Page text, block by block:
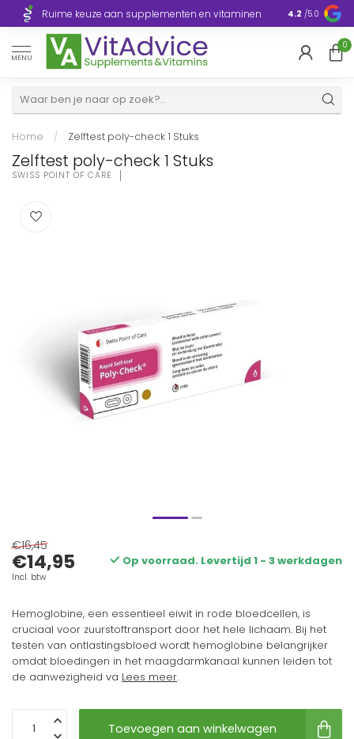
Ruime keuze aan supplementen en vitaminen Europa
4.2 /5.0
MENU
0
Home / Zelftest poly-check 1 Stuks
Zelftest poly-check 1 Stuks
SWISS POINT OF CARE
€16,45
€14,95
Incl. btw
Op voorraad. Levertijd 1 - 3 werkdagen
Hemoglobine, een essentieel eiwit in rode bloedcellen, is
cruciaal voor zuurstoftransport door het hele lichaam. Bij het
testen van ontlastingsbloed wordt hemoglobine belangrijker
omdat bloedingen in het maagdarmkanaal kunnen leiden tot
de aanwezigheid va Lees meer.
Toevoegen aan winkelwagen